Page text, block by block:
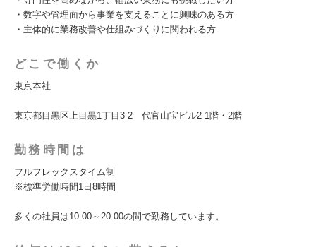
・数字や管理面から事業を支えることに興味のある方
・主体的に業務改善や仕組みづくりに関われる方
どこで働くか
東京本社
東京都目黒区上目黒1丁目3-2 代官山宝ビル2 1階・2階
勤務時間は
フルフレックスタイム制
※標準労働時間1日8時間
多くの社員は10:00～20:00の間で勤務しています。